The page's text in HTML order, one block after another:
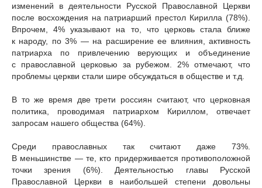
изменений в деятельности Русской Православной Церкви
после восхождения на патриарший престол Кирилла (78%).
Впрочем, 4% указывают на то, что церковь стала ближе
к народу, по 3% — на расширение ее влияния, активность
патриарха по привлечению верующих и объединение
с православной церковью за рубежом. 2% отмечают, что
проблемы церкви стали шире обсуждаться в обществе и т.д.
В то же время две трети россиян считают, что церковная
политика, проводимая патриархом Кириллом, отвечает
запросам нашего общества (64%).
Среди православных так считают даже 73%.
В меньшинстве — те, кто придерживается противоположной
точки зрения (6%). Деятельностью главы Русской
Православной Церкви в наибольшей степени довольны